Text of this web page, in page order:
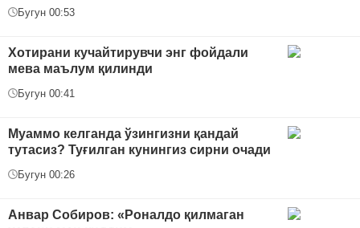
Бугун 00:53
Хотирани кучайтирувчи энг фойдали
мева маълум қилинди
Бугун 00:41
Муаммо келганда ўзингизни қандай
тутасиз? Туғилган кунингиз сирни очади
Бугун 00:26
Анвар Собиров: «Роналдо қилмаган